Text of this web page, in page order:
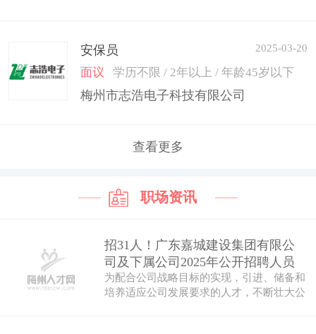
安保员 2025-03-20
面议 学历不限 / 2年以上 / 年龄45岁以下
梅州市志浩电子科技有限公司
查看更多
职场资讯
招31人！广东嘉城建设集团有限公
司及下属公司2025年公开招聘人员
公告
为配合公司战略目标的实现，引进、储备和
培养适应公司发展要求的人才，不断壮大公